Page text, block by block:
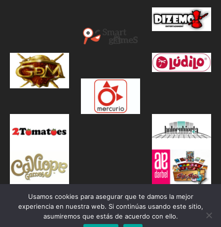
Usamos cookies para asegurar que te damos la mejor
experiencia en nuestra web. Si continúas usando este sitio,
asumiremos que estás de acuerdo con ello.